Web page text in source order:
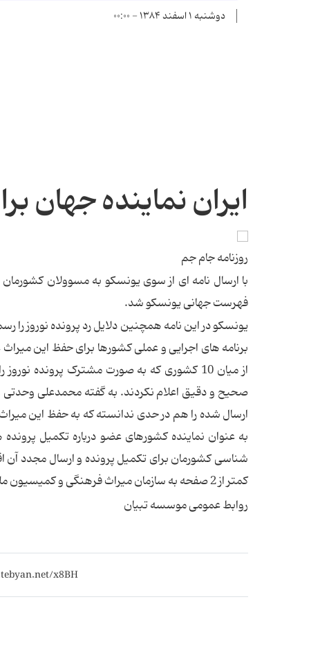
دوشنبه ۱ اسفند ۱۳۸۴ - ۰۰:۰۰
ایران نماینده جهان
روزنامه جام جم
فهرست جهانی یونسکو شد.
یونسکو در این نامه همچنین دلایل رد پرونده نوروز
برنامه های اجرایی و عملی کشورها برای حفظ این
از میان 10 کشوری که به صورت مشترک پرونده
صحیح و دقیق اعلام نکردند. به گفته محمدعلی وحدتی ،
ارسال شده را هم در حدی ندانسته که به حفظ این
به عنوان نماینده کشورهای عضو درباره تکمیل
شناسی کشورمان برای تکمیل پرونده و ارسال مجدد آن
کمتر از 2 صفحه به سازمان میراث فرهنگی و کمیسیون ملی یونسکو فرستاده شده است.
روابط عمومی موسسه تبیان